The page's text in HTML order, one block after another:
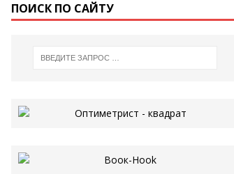
ПОИСК ПО САЙТУ